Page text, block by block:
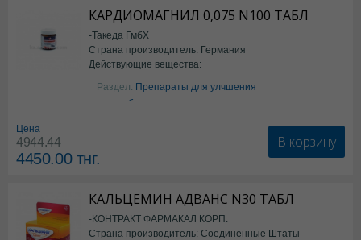
КАРДИОМАГНИЛ 0,075 N100 ТАБЛ
-Такеда ГмбХ
Страна производитель: Германия
Действующие вещества:
ацетилсалициловая кислота
Раздел: Препараты для улчшения
кровообращения
Цена
4944.44
4450.00тнг.
В корзину
КАЛЬЦЕМИН АДВАНС N30 ТАБЛ
-КОНТРАКТ ФАРМАКАЛ КОРП.
Страна производитель: Соединенные Штаты